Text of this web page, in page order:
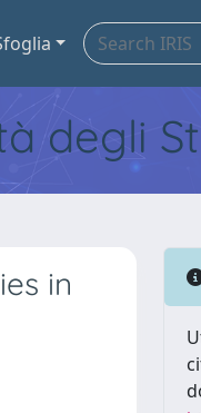
degli
in